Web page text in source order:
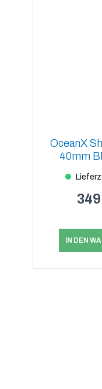
OceanX
40mm
IN DEN